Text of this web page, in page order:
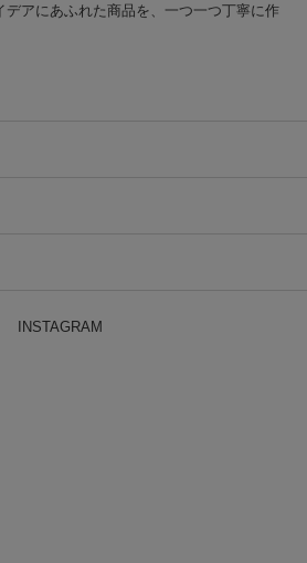
デアにあふれた商品を、一つ一つ丁寧に作
INSTAGRAM